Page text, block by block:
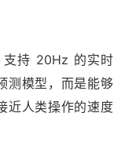
支持 20Hz 的实时
测模型，而是能够
近人类操作的速度